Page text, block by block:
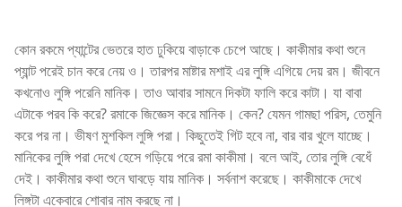
কোন রকমে প্যান্টের ভেতরে হাত ঢুকিয়ে বাড়াকে চেপে আছে। কাকীমার কথা শুনে
প্যান্ট পরেই চান করে নেয় ও। তারপর মাষ্টার মশাই এর লুঙ্গি এগিয়ে দেয় রম। জীবনে
কখনোও লুঙ্গি পরেনি মানিক। তাও আবার সামনে দিকটা ফালি করে কাটা। যা বাবা
এটাকে পরব কি করে? রমাকে জিজ্ঞেস করে মানিক। কেন? যেমন গামছা পরিস, তেমুনি
করে পর না। ভীষণ মুশকিল লুঙ্গি পরা। কিছুতেই গিট হবে না, বার বার খুলে যাচ্ছে।
মানিকের লুঙ্গি পরা দেখে হেসে গড়িয়ে পরে রমা কাকীমা। বলে আই, তোর লুঙ্গি বেধেঁ
দেই। কাকীমার কথা শুনে ঘাবড়ে যায় মানিক। সর্বনাশ করেছে। কাকীমাকে দেখে
লিঙ্গটা একেবারে শোবার নাম করছে না।